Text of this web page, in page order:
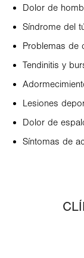
Dolor de
Síndrome del
Problemas de
Tendinitis y
Lesiones
Dolor de
Síntomas de